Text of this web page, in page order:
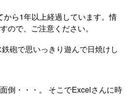
から1年以上経過しています。情
ので、ご注意ください。
砲で思いっきり遊んで日焼けし
倒・・・。 そこでExcelさんに時